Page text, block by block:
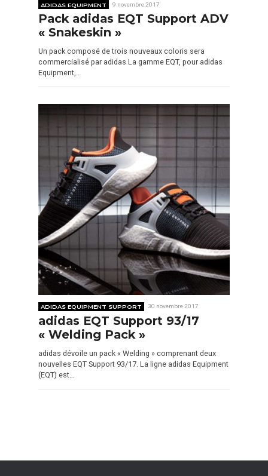
ADIDAS EQUIPMENT 9 novembre 2017
Pack adidas EQT Support ADV
« Snakeskin »
Un pack composé de trois nouveaux coloris sera
commercialisé par adidas La gamme EQT, pour adidas
Equipment,…
ADIDAS EQUIPMENT SUPPORT 30 novembre 2017
adidas EQT Support 93/17
« Welding Pack »
adidas dévoile un pack « Welding » comprenant deux
nouvelles EQT Support 93/17. La ligne adidas Equipment
(EQT) est…